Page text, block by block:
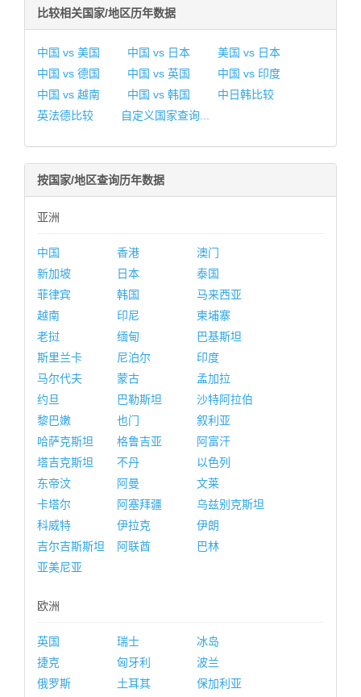
比较相关国家/地区历年数据
中国 vs 美国 中国 vs 日本
美国 vs 日本
中国 vs 德国
中国 vs 英国
中国 vs 印度
中国 vs 越南
中国 vs 韩国
中日韩比较
英法德比较
自定义国家查询...
按国家/地区查询历年数据
亚洲
中国 香港
澳门
新加坡
日本
泰国
菲律宾
韩国
马来西亚
越南
印尼
柬埔寨
老挝
缅甸
巴基斯坦
斯里兰卡
尼泊尔
印度
马尔代夫
蒙古
孟加拉
约旦
巴勒斯坦
沙特阿拉伯
黎巴嫩
也门
叙利亚
哈萨克斯坦
格鲁吉亚
阿富汗
塔吉克斯坦
不丹
以色列
东帝汶
阿曼
文莱
卡塔尔
阿塞拜疆
乌兹别克斯坦
科威特
伊拉克
伊朗
吉尔吉斯斯坦
阿联酋
巴林
亚美尼亚
欧洲
英国 瑞士
冰岛
捷克
匈牙利
波兰
俄罗斯
土耳其
保加利亚